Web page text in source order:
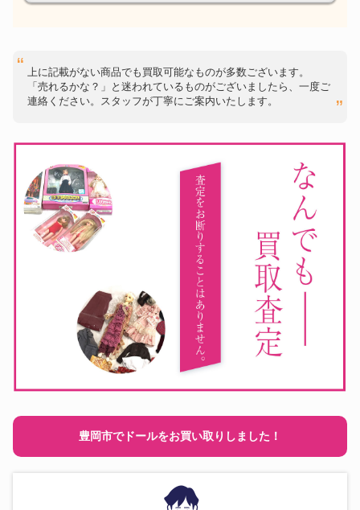
上に記載がない商品でも買取可能なものが多数ございます。
「売れるかな？」と迷われているものがございましたら、一度ご
連絡ください。スタッフが丁寧にご案内いたします。
豊岡市でドールをお買い取りしました！